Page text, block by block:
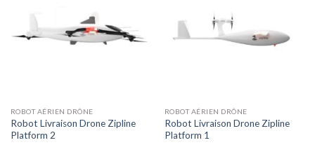
ROBOT AÉRIEN DRÔNE
Robot Livraison Drone Zipline
Platform 2
ROBOT AÉRIEN DRÔNE
Robot Livraison Drone Zipline
Platform 1